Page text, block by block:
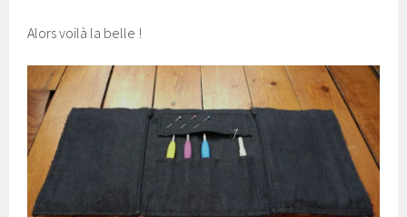
Alors voilà la belle !